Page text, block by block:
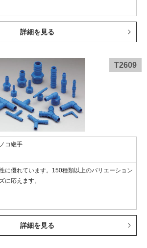
詳細を見る
T2609
コ継手
に優れています。150種類以上のバリエーション
に応えます。
詳細を見る